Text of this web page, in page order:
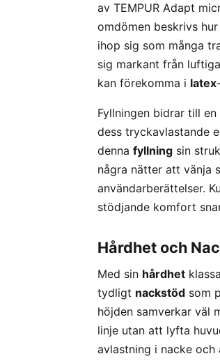
av TEMPUR Adapt
omdömen beskrivs
ihop sig som många
sig markant från
kan förekomma i latex
Fyllningen bidrar till
dess tryckavlastande
denna fyllning sin
några nätter att vänja
användarberättelser.
stödjande komfort
Hårdhet och
Med sin hårdhet
tydligt nackstöd som
höjden samverkar väl
linje utan att lyfta
avlastning i nacke och